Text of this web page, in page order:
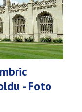
- Foto